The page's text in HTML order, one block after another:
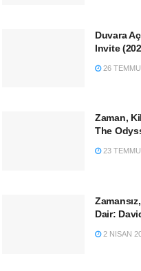
Duvara
Invite
26
Zaman,
The
23
Dair:
2 NISAN